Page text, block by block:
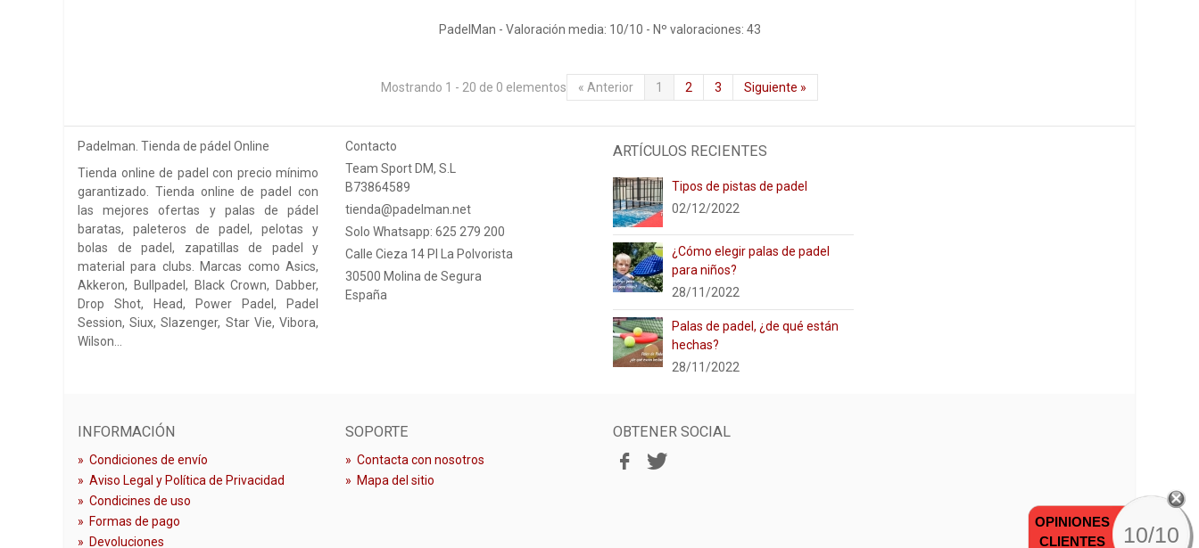
PadelMan - Valoración media: 10/10 - Nº valoraciones: 43
« Anterior 1 2 3 Siguiente »
Mostrando 1 - 20 de 0 elementos
Padelman. Tienda de pádel Online
Tienda online de padel con precio mínimo
garantizado. Tienda online de padel con
las mejores ofertas y palas de pádel
baratas, paleteros de padel, pelotas y
bolas de padel, zapatillas de padel y
material para clubs. Marcas como Asics,
Akkeron, Bullpadel, Black Crown, Dabber,
Drop Shot, Head, Power Padel, Padel
Session, Siux, Slazenger, Star Vie, Vibora,
Wilson…
Contacto
Team Sport DM, S.L
B73864589
tienda@padelman.net
Solo Whatsapp: 625 279 200
Calle Cieza 14 PI La Polvorista
30500 Molina de Segura
España
ARTÍCULOS RECIENTES
Tipos de pistas de padel
02/12/2022
¿Cómo elegir palas de padel
para niños?
28/11/2022
Palas de padel, ¿de qué están
hechas?
28/11/2022
INFORMACIÓN
» Condiciones de envío
» Aviso Legal y Política de Privacidad
» Condicines de uso
» Formas de pago
» Devoluciones
SOPORTE
» Contacta con nosotros
» Mapa del sitio
OBTENER SOCIAL
OPINIONES
CLIENTES
10/10